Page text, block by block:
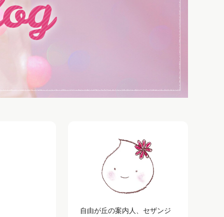
自由が丘の案内人、セザンジ